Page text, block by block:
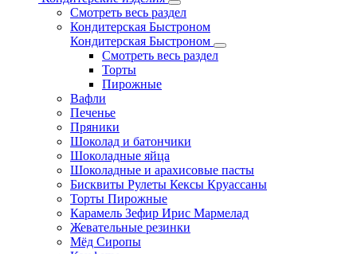
Смотреть весь раздел
Кондитерская Быстроном
Кондитерская Быстроном
Смотреть весь раздел
Торты
Пирожные
Вафли
Печенье
Пряники
Шоколад и батончики
Шоколадные яйца
Шоколадные и арахисовые пасты
Бисквиты Рулеты Кексы Круассаны
Торты Пирожные
Карамель Зефир Ирис Мармелад
Жевательные резинки
Мёд Сиропы